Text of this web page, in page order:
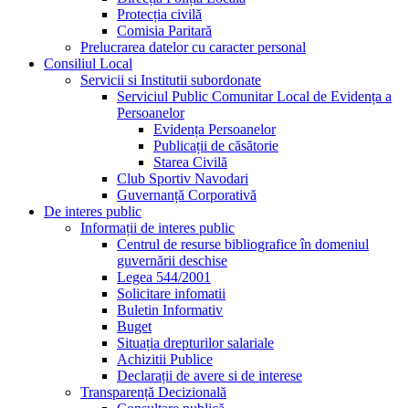
Protecția civilă
Comisia Paritară
Prelucrarea datelor cu caracter personal
Consiliul Local
Servicii si Institutii subordonate
Serviciul Public Comunitar Local de Evidența a
Persoanelor
Evidența Persoanelor
Publicații de căsătorie
Starea Civilă
Club Sportiv Navodari
Guvernanță Corporativă
De interes public
Informații de interes public
Centrul de resurse bibliografice în domeniul
guvernării deschise
Legea 544/2001
Solicitare infomatii
Buletin Informativ
Buget
Situația drepturilor salariale
Achizitii Publice
Declarații de avere si de interese
Transparență Decizională